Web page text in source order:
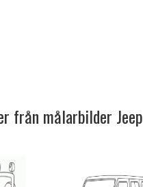
från målarbilder Jeep